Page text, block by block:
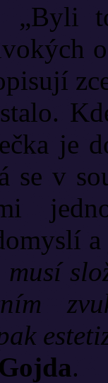
„Byli
je
se v
.